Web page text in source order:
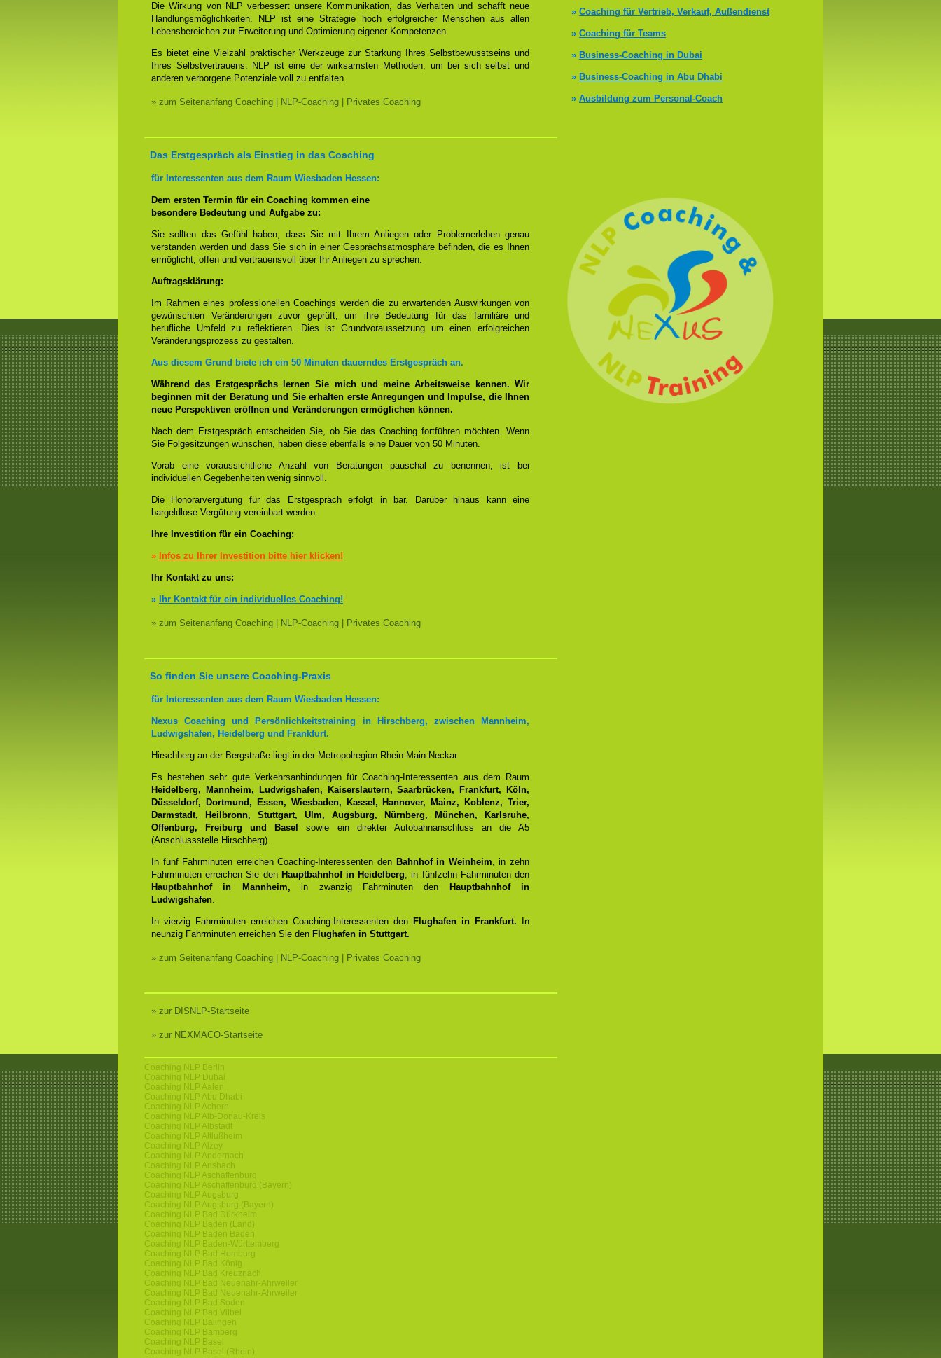
» Coaching für Vertrieb, Verkauf, Außendienst
» Coaching für Teams
» Business-Coaching in Dubai
» Business-Coaching in Abu Dhabi
» Ausbildung zum Personal-Coach
Die Wirkung von NLP verbessert unsere Kommunikation, das Verhalten und schafft neue
Handlungsmöglichkeiten. NLP ist eine Strategie hoch erfolgreicher Menschen aus allen
Lebensbereichen zur Erweiterung und Optimierung eigener Kompetenzen.
Es bietet eine Vielzahl praktischer Werkzeuge zur Stärkung Ihres Selbstbewusstseins und
Ihres Selbstvertrauens. NLP ist eine der wirksamsten Methoden, um bei sich selbst und
anderen verborgene Potenziale voll zu entfalten.
» zum Seitenanfang Coaching | NLP-Coaching | Privates Coaching
Das Erstgespräch als Einstieg in das Coaching
für Interessenten aus dem Raum Wiesbaden Hessen:
Dem ersten Termin für ein Coaching kommen eine
besondere Bedeutung und Aufgabe zu:
Sie sollten das Gefühl haben, dass Sie mit Ihrem Anliegen oder Problemerleben genau
verstanden werden und dass Sie sich in einer Gesprächsatmosphäre befinden, die es Ihnen
ermöglicht, offen und vertrauensvoll über Ihr Anliegen zu sprechen.
Auftragsklärung:
Im Rahmen eines professionellen Coachings werden die zu erwartenden Auswirkungen von
gewünschten Veränderungen zuvor geprüft, um ihre Bedeutung für das familiäre und
berufliche Umfeld zu reflektieren. Dies ist Grundvoraussetzung um einen erfolgreichen
Veränderungsprozess zu gestalten.
Aus diesem Grund biete ich ein 50 Minuten dauerndes Erstgespräch an.
Während des Erstgesprächs lernen Sie mich und meine Arbeitsweise kennen. Wir
beginnen mit der Beratung und Sie erhalten erste Anregungen und Impulse, die Ihnen
neue Perspektiven eröffnen und Veränderungen ermöglichen können.
Nach dem Erstgespräch entscheiden Sie, ob Sie das Coaching fortführen möchten. Wenn
Sie Folgesitzungen wünschen, haben diese ebenfalls eine Dauer von 50 Minuten.
Vorab eine voraussichtliche Anzahl von Beratungen pauschal zu benennen, ist bei
individuellen Gegebenheiten wenig sinnvoll.
Die Honorarvergütung für das Erstgespräch erfolgt in bar. Darüber hinaus kann eine
bargeldlose Vergütung vereinbart werden.
Ihre Investition für ein Coaching:
» Infos zu Ihrer Investition bitte hier klicken!
Ihr Kontakt zu uns:
» Ihr Kontakt für ein individuelles Coaching!
» zum Seitenanfang Coaching | NLP-Coaching | Privates Coaching
So finden Sie unsere Coaching-Praxis
für Interessenten aus dem Raum Wiesbaden Hessen:
Nexus Coaching und Persönlichkeitstraining in Hirschberg, zwischen Mannheim,
Ludwigshafen, Heidelberg und Frankfurt.
Hirschberg an der Bergstraße liegt in der Metropolregion Rhein-Main-Neckar.
Es bestehen sehr gute Verkehrsanbindungen für Coaching-Interessenten aus dem Raum
Heidelberg, Mannheim, Ludwigshafen, Kaiserslautern, Saarbrücken, Frankfurt, Köln,
Düsseldorf, Dortmund, Essen, Wiesbaden, Kassel, Hannover, Mainz, Koblenz, Trier,
Darmstadt, Heilbronn, Stuttgart, Ulm, Augsburg, Nürnberg, München, Karlsruhe,
Offenburg, Freiburg und Basel
sowie ein direkter Autobahnanschluss an die A5
(Anschlussstelle Hirschberg).
In fünf Fahrminuten erreichen Coaching-Interessenten den Bahnhof in Weinheim, in zehn
Fahrminuten erreichen Sie den Hauptbahnhof in Heidelberg, in fünfzehn Fahrminuten den
Hauptbahnhof in Mannheim, in zwanzig Fahrminuten den
Hauptbahnhof in
Ludwigshafen.
In vierzig Fahrminuten erreichen Coaching-Interessenten den Flughafen in Frankfurt.
In
neunzig Fahrminuten erreichen Sie den Flughafen in Stuttgart.
» zum Seitenanfang Coaching | NLP-Coaching | Privates Coaching
» zur DISNLP-Startseite
» zur NEXMACO-Startseite
Coaching NLP Berlin
Coaching NLP Dubai
Coaching NLP Aalen
Coaching NLP Abu Dhabi
Coaching NLP Achern
Coaching NLP Alb-Donau-Kreis
Coaching NLP Albstadt
Coaching NLP Altlußheim
Coaching NLP Alzey
Coaching NLP Andernach
Coaching NLP Ansbach
Coaching NLP Aschaffenburg
Coaching NLP Aschaffenburg (Bayern)
Coaching NLP Augsburg
Coaching NLP Augsburg (Bayern)
Coaching NLP Bad Dürkheim
Coaching NLP Baden (Land)
Coaching NLP Baden Baden
Coaching NLP Baden-Württemberg
Coaching NLP Bad Homburg
Coaching NLP Bad König
Coaching NLP Bad Kreuznach
Coaching NLP Bad Neuenahr-Ahrweiler
Coaching NLP Bad Neuenahr-Ahrweiler
Coaching NLP Bad Soden
Coaching NLP Bad Vilbel
Coaching NLP Balingen
Coaching NLP Bamberg
Coaching NLP Basel
Coaching NLP Basel (Rhein)